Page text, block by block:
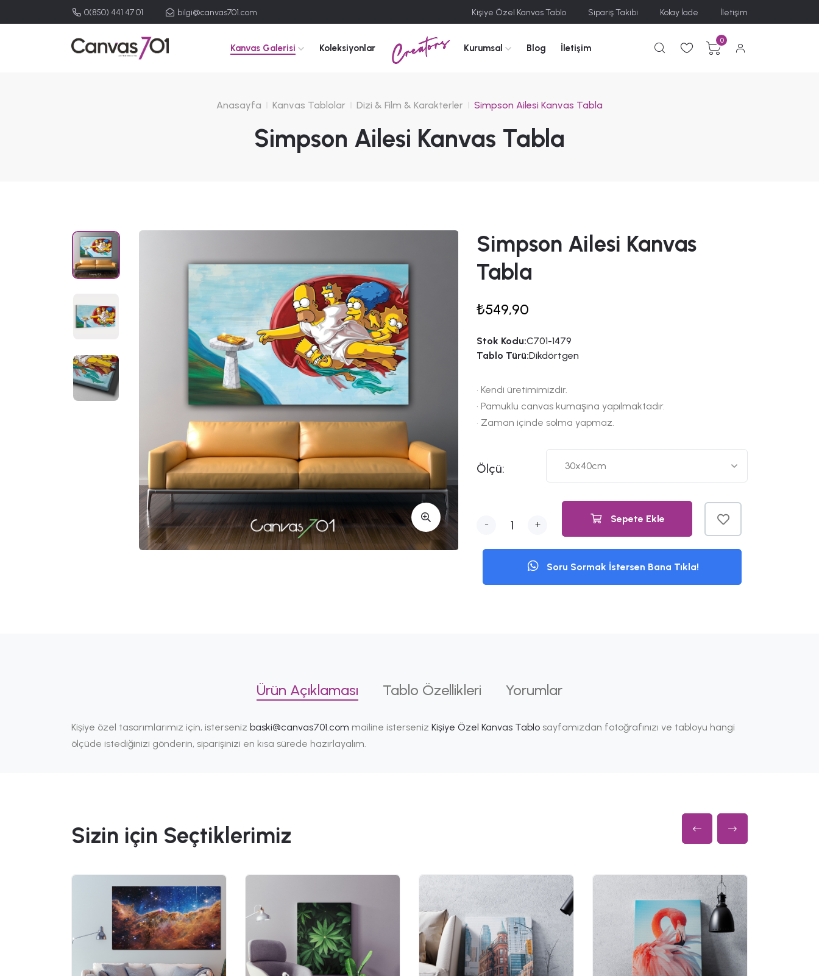
0(850) 441 47 01 bilgi@canvas701.com Kişiye Özel Kanvas Tablo Sipariş Takibi Kolay İade İletişim
Kanvas Galerisi Koleksiyonlar Creators Kurumsal Blog İletişim
0
Anasayfa Kanvas Tablolar Dizi & Film & Karakterler Simpson Ailesi Kanvas Tabla
Simpson Ailesi Kanvas Tabla
Simpson Ailesi Kanvas
Tabla
₺549,90
Stok Kodu:C701-1479
Tablo Türü:Dikdörtgen
• Kendi üretimimizdir.
• Pamuklu canvas kumaşına yapılmaktadır.
• Zaman içinde solma yapmaz.
Ölçü:
- + Sepete Ekle
Soru Sormak İstersen Bana Tıkla!
Ürün Açıklaması Tablo Özellikleri Yorumlar
Kişiye özel tasarımlarımız için, isterseniz baski@canvas701.com mailine isterseniz Kişiye Özel Kanvas Tablo sayfamızdan fotoğrafınızı ve tabloyu hangi
ölçüde istediğinizi gönderin, siparişinizi en kısa sürede hazırlayalım.
Sizin için Seçtiklerimiz